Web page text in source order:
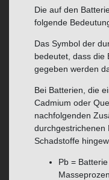
Die auf den
folgende
Das Symbol der
bedeutet, dass die
gegeben werden
Bei Batterien, die
Cadmium oder
nachfolgenden
durchgestrichenen
Schadstoffe
Pb =